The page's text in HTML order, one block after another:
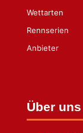
Wettarten
Rennserien
Anbieter
Über uns